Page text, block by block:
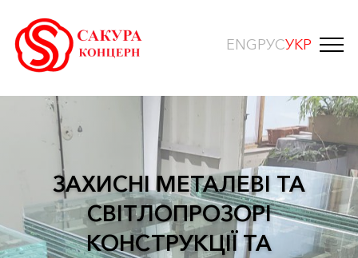
ENGРУСУКР
ЗАХИСНІ МЕТАЛЕВІ ТА
СВІТЛОПРОЗОРІ
КОНСТРУКЦІЇ ТА